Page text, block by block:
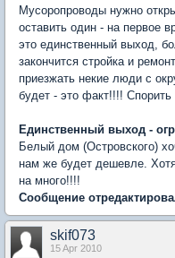
Мусоропроводы нужно
оставить один - на первое
это единственный выход,
закончится стройка и
приезжать некие люди с
будет - это факт!!!!
Единственный выход -
Белый дом (Островского)
нам же будет дешевле.
на много!!!!
Сообщение
skif073
15 Apr 2010